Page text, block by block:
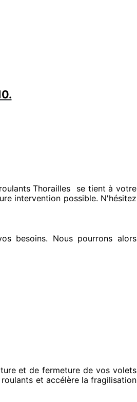
Thorailles se tient à votre
intervention possible. N'hésitez
besoins. Nous pourrons alors
et de fermeture de vos volets
et accélère la fragilisation